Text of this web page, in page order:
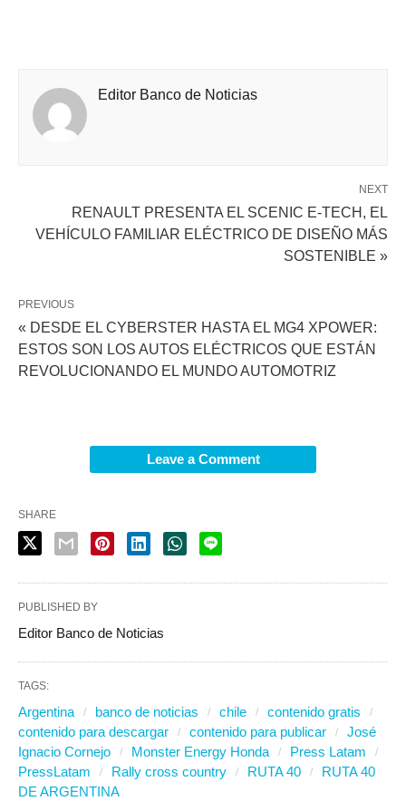
Editor Banco de Noticias
NEXT
RENAULT PRESENTA EL SCENIC E-TECH, EL
VEHÍCULO FAMILIAR ELÉCTRICO DE DISEÑO MÁS
SOSTENIBLE »
PREVIOUS
« DESDE EL CYBERSTER HASTA EL MG4 XPOWER:
ESTOS SON LOS AUTOS ELÉCTRICOS QUE ESTÁN
REVOLUCIONANDO EL MUNDO AUTOMOTRIZ
Leave a Comment
SHARE
PUBLISHED BY
Editor Banco de Noticias
TAGS:
Argentina banco de noticias chile
contenido gratis
contenido para descargar
contenido para publicar
José
Ignacio Cornejo
Monster Energy Honda
Press Latam
PressLatam
Rally cross country RUTA 40
RUTA 40
DE ARGENTINA